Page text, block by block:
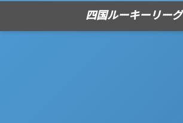
四国ルーキーリーグ